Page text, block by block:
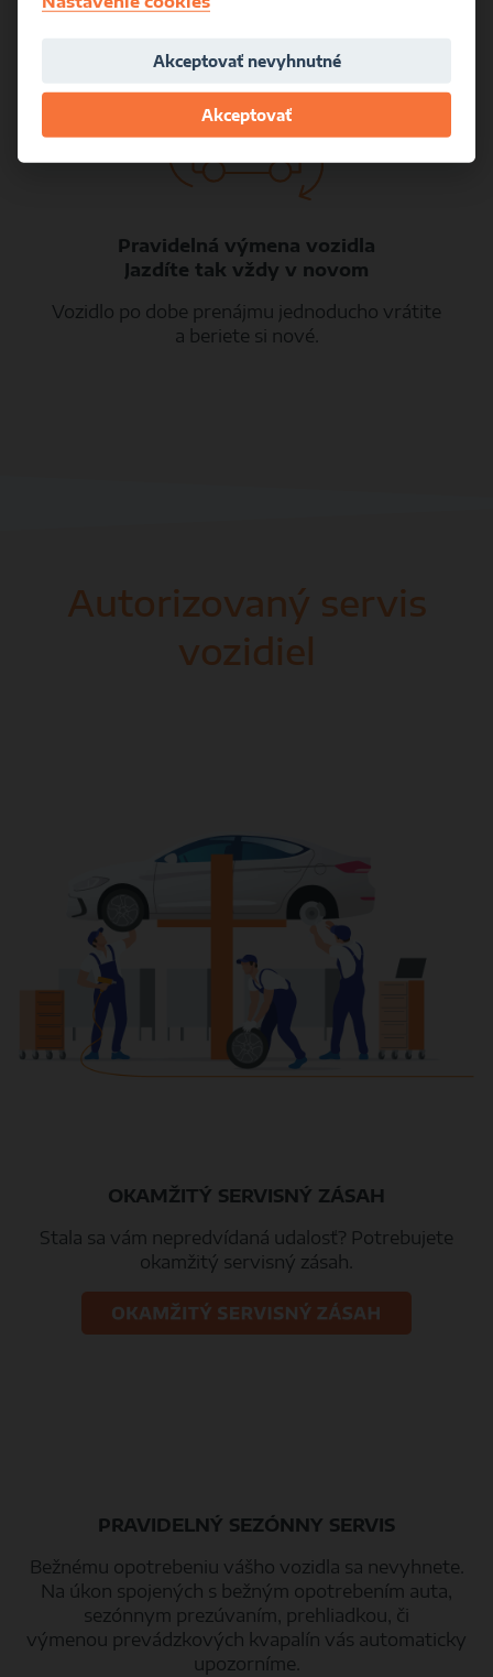
Pravidelná výmena vozidla
Jazdíte tak vždy v novom
Vozidlo po dobe prenájmu jednoducho vrátite
a beriete si nové.
Autorizovaný servis
vozidiel
OKAMŽITÝ SERVISNÝ ZÁSAH
Stala sa vám nepredvídaná udalosť? Potrebujete
okamžitý servisný zásah.
PRAVIDELNÝ SEZÓNNY SERVIS
Bežnému opotrebeniu vášho vozidla sa nevyhnete.
Na úkon spojených s bežným opotrebením auta,
sezónnym prezúvaním, prehliadkou, či
výmenou prevádzkových kvapalín vás automaticky
upozorníme.
Akceptovať nevyhnutné
Akceptovať